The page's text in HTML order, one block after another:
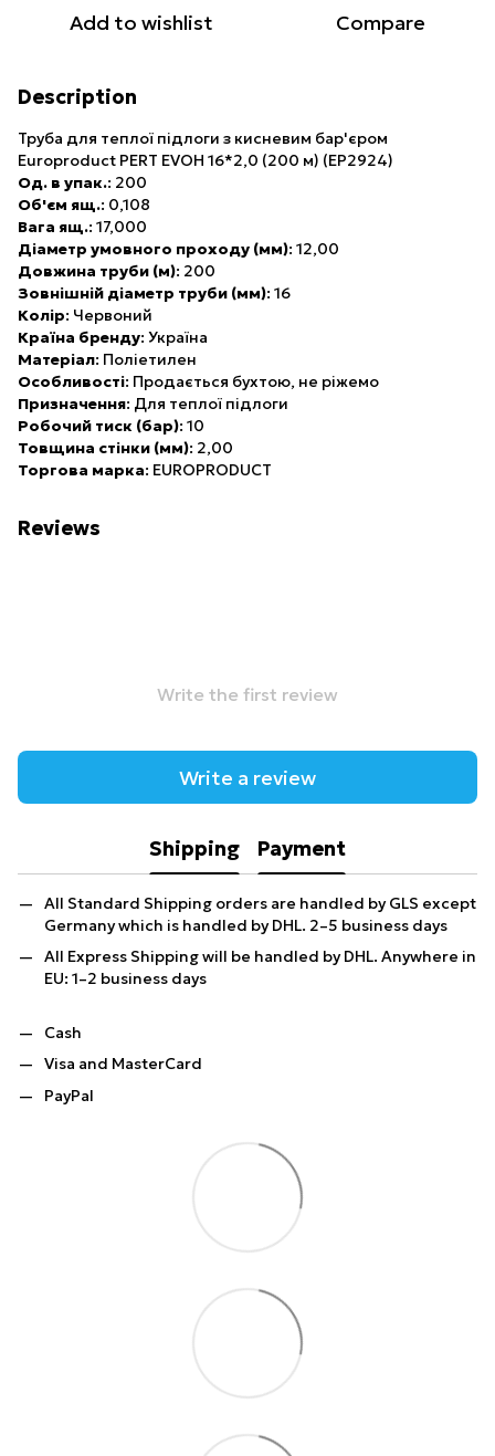
Add to wishlist Compare
Description
Труба для теплої підлоги з кисневим бар'єром
Europroduct PERT EVOH 16*2,0 (200 м) (EP2924)
Од. в упак.: 200
Об'єм ящ.: 0,108
Вага ящ.: 17,000
Діаметр умовного проходу (мм): 12,00
Довжина труби (м): 200
Зовнішній діаметр труби (мм): 16
Колір: Червоний
Країна бренду: Україна
Матеріал: Поліетилен
Особливості: Продається бухтою, не ріжемо
Призначення: Для теплої підлоги
Робочий тиск (бар): 10
Товщина стінки (мм): 2,00
Торгова марка: EUROPRODUCT
Reviews
Write the first review
Write a review
Shipping Payment
All Standard Shipping orders are handled by GLS except
Germany which is handled by DHL. 2–5 business days
All Express Shipping will be handled by DHL. Anywhere in
EU: 1–2 business days
Cash
Visa and MasterCard
PayPal